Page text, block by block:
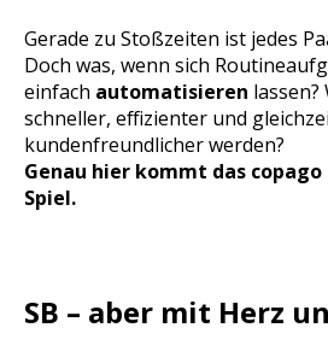
Gerade zu Stoßzeiten ist jedes
Doch was, wenn sich
einfach automatisieren lassen?
schneller, effizienter und
kundenfreundlicher werden?
Genau hier kommt das
Spiel.
SB – aber mit Herz